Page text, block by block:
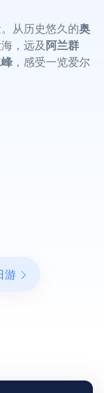
从历史悠久的奥
，远及 阿兰群
，感受一览爱尔
游